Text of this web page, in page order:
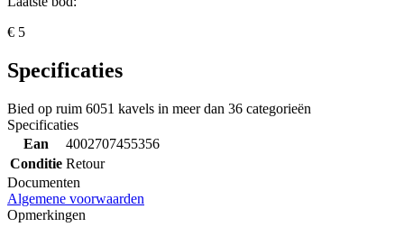
€ 5
Specificaties
Bied op ruim 6051 kavels in meer dan 36 categorieën
Specificaties
Ean
4002707455356
Conditie Retour
Documenten
Algemene voorwaarden
Opmerkingen